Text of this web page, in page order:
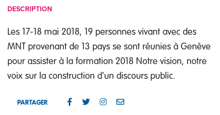
DESCRIPTION
Les 17-18 mai 2018, 19 personnes vivant avec des
MNT provenant de 13 pays se sont réunies à Genève
pour assister à la formation 2018 Notre vision, notre
voix sur la construction d’un discours public.
PARTAGER